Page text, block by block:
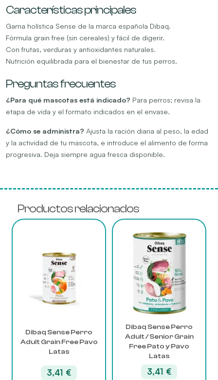
Características principales
Gama holística Sense de la marca española Dibaq.
Fórmula grain free (sin cereales) y fácil de digerir.
Con frutas, verduras y antioxidantes naturales.
Nutrición equilibrada para el bienestar de tus perros.
Preguntas frecuentes
¿Para qué mascotas está indicado? Para perros; revisa la
etapa de vida y el formato indicados en el envase.
¿Cómo se administra? Ajusta la ración diaria al peso, la edad
y la actividad de tu mascota, e introduce el alimento de forma
progresiva. Deja siempre agua fresca disponible.
Productos relacionados
Dibaq Sense Perro
Adult Grain Free Pavo
Latas
3,41 €
Dibaq Sense Perro
Adult / Senior Grain
Free Pato y Pavo
Latas
3,41 €